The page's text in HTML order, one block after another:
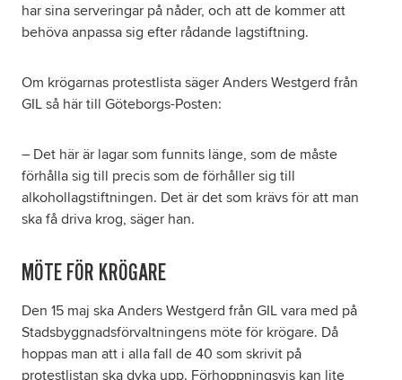
har sina serveringar på nåder, och att de kommer att
behöva anpassa sig efter rådande lagstiftning.
Om krögarnas protestlista säger Anders Westgerd från
GIL så här till Göteborgs-Posten:
– Det här är lagar som funnits länge, som de måste
förhålla sig till precis som de förhåller sig till
alkohollagstiftningen. Det är det som krävs för att man
ska få driva krog, säger han.
MÖTE FÖR KRÖGARE
Den 15 maj ska Anders Westgerd från GIL vara med på
Stadsbyggnadsförvaltningens möte för krögare. Då
hoppas man att i alla fall de 40 som skrivit på
protestlistan ska dyka upp. Förhoppningsvis kan lite